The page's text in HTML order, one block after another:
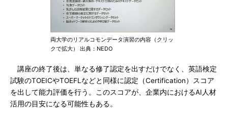
両大学のリアルコモンデータ演習の内容（クリッ
クで拡大） 出典：NEDO
講座の終了後は、単なる修了認定を出すだけでなく、英語検定
試験のTOEICやTOEFLなどと同様に認定（Certification）スコア
を出して能力評価を行う。このスコアが、企業内におけるAI人材
活用の目安になる可能性もある。